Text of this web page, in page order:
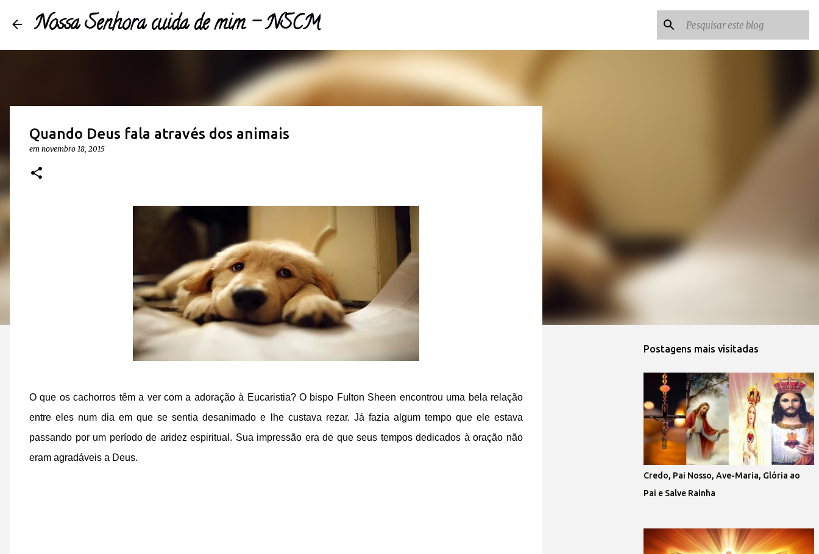
Nossa Senhora cuida de mim - NSCM
Quando Deus fala através dos animais
em novembro 18, 2015
O que os cachorros têm a ver com a adoração à Eucaristia? O bispo Fulton Sheen encontrou uma bela relação
entre eles num dia em que se sentia desanimado e lhe custava rezar. Já fazia algum tempo que ele estava
passando por um período de aridez espiritual. Sua impressão era de que seus tempos dedicados à oração não
eram agradáveis a Deus.
Postagens mais visitadas
Credo, Pai Nosso, Ave-Maria, Glória ao
Pai e Salve Rainha